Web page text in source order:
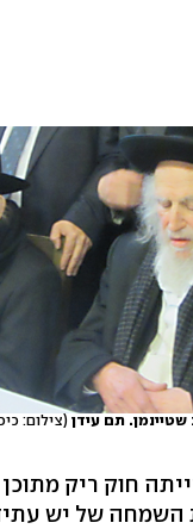
שטיינמן. תם עידן (צילום:
חוק ריק מתוכן
השמחה של יש